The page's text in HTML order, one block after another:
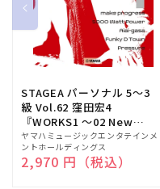
STAGEA パーソナル 5～3
級 Vol.62 窪田宏4
『WORKS1 ～02 New
edition～』
販
売
元:
ヤマハミュージックエンタテインメ
ントホールディングス
通常価格
2,970 円（税込）